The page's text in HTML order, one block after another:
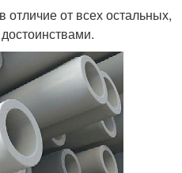
от всех остальных,